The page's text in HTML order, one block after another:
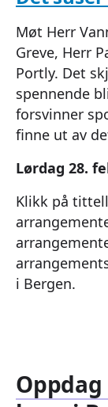
Møt Herr
Greve, Herr
Portly. Det
spennende
forsvinner
finne ut av
Lørdag 28.
Klikk på
i Bergen.